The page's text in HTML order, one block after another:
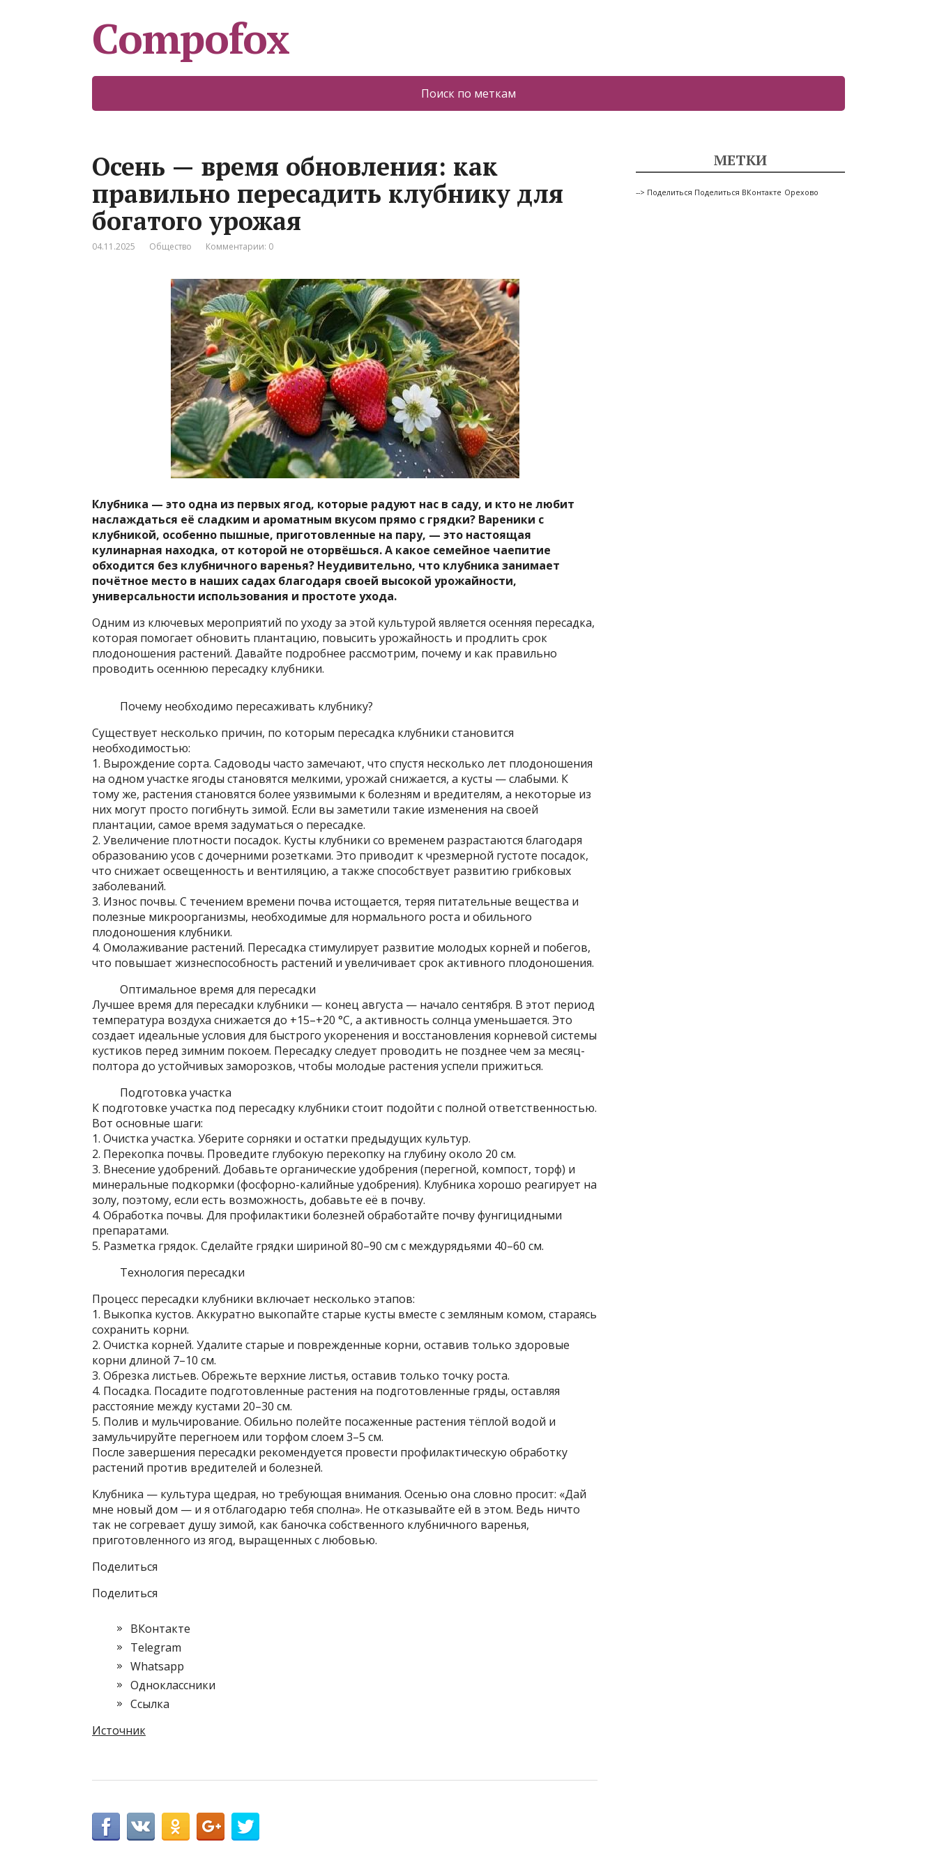
Compofox
Поиск по меткам
Осень — время обновления: как
правильно пересадить клубнику для
богатого урожая
04.11.2025 Общество Комментарии: 0
Клубника — это одна из первых ягод, которые радуют нас в саду, и кто не любит
наслаждаться её сладким и ароматным вкусом прямо с грядки? Вареники с
клубникой, особенно пышные, приготовленные на пару, — это настоящая
кулинарная находка, от которой не оторвёшься. А какое семейное чаепитие
обходится без клубничного варенья? Неудивительно, что клубника занимает
почётное место в наших садах благодаря своей высокой урожайности,
универсальности использования и простоте ухода.
Одним из ключевых мероприятий по уходу за этой культурой является осенняя пересадка,
которая помогает обновить плантацию, повысить урожайность и продлить срок
плодоношения растений. Давайте подробнее рассмотрим, почему и как правильно
проводить осеннюю пересадку клубники.
Почему необходимо пересаживать клубнику?
Существует несколько причин, по которым пересадка клубники становится
необходимостью:
1. Вырождение сорта. Садоводы часто замечают, что спустя несколько лет плодоношения
на одном участке ягоды становятся мелкими, урожай снижается, а кусты — слабыми. К
тому же, растения становятся более уязвимыми к болезням и вредителям, а некоторые из
них могут просто погибнуть зимой. Если вы заметили такие изменения на своей
плантации, самое время задуматься о пересадке.
2. Увеличение плотности посадок. Кусты клубники со временем разрастаются благодаря
образованию усов с дочерними розетками. Это приводит к чрезмерной густоте посадок,
что снижает освещенность и вентиляцию, а также способствует развитию грибковых
заболеваний.
3. Износ почвы. С течением времени почва истощается, теряя питательные вещества и
полезные микроорганизмы, необходимые для нормального роста и обильного
плодоношения клубники.
4. Омолаживание растений. Пересадка стимулирует развитие молодых корней и побегов,
что повышает жизнеспособность растений и увеличивает срок активного плодоношения.
Оптимальное время для пересадки
Лучшее время для пересадки клубники — конец августа — начало сентября. В этот период
температура воздуха снижается до +15–+20 °C, а активность солнца уменьшается. Это
создает идеальные условия для быстрого укоренения и восстановления корневой системы
кустиков перед зимним покоем. Пересадку следует проводить не позднее чем за месяц-
полтора до устойчивых заморозков, чтобы молодые растения успели прижиться.
Подготовка участка
К подготовке участка под пересадку клубники стоит подойти с полной ответственностью.
Вот основные шаги:
1. Очистка участка. Уберите сорняки и остатки предыдущих культур.
2. Перекопка почвы. Проведите глубокую перекопку на глубину около 20 см.
3. Внесение удобрений. Добавьте органические удобрения (перегной, компост, торф) и
минеральные подкормки (фосфорно-калийные удобрения). Клубника хорошо реагирует на
золу, поэтому, если есть возможность, добавьте её в почву.
4. Обработка почвы. Для профилактики болезней обработайте почву фунгицидными
препаратами.
5. Разметка грядок. Сделайте грядки шириной 80–90 см с междурядьями 40–60 см.
Технология пересадки
Процесс пересадки клубники включает несколько этапов:
1. Выкопка кустов. Аккуратно выкопайте старые кусты вместе с земляным комом, стараясь
сохранить корни.
2. Очистка корней. Удалите старые и поврежденные корни, оставив только здоровые
корни длиной 7–10 см.
3. Обрезка листьев. Обрежьте верхние листья, оставив только точку роста.
4. Посадка. Посадите подготовленные растения на подготовленные гряды, оставляя
расстояние между кустами 20–30 см.
5. Полив и мульчирование. Обильно полейте посаженные растения тёплой водой и
замульчируйте перегноем или торфом слоем 3–5 см.
После завершения пересадки рекомендуется провести профилактическую обработку
растений против вредителей и болезней.
Клубника — культура щедрая, но требующая внимания. Осенью она словно просит: «Дай
мне новый дом — и я отблагодарю тебя сполна». Не отказывайте ей в этом. Ведь ничто
так не согревает душу зимой, как баночка собственного клубничного варенья,
приготовленного из ягод, выращенных с любовью.
Поделиться
Поделиться
ВКонтакте
Telegram
Whatsapp
Одноклассники
Cсылка
Источник
МЕТКИ
--> Поделиться Поделиться ВКонтакте Орехово